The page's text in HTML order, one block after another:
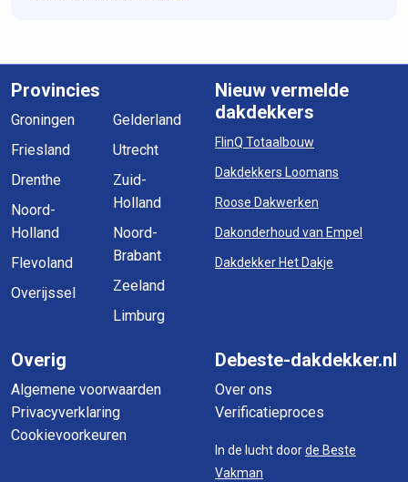
Provincies
Groningen
Friesland
Drenthe
Noord-
Holland
Flevoland
Overijssel
Gelderland
Utrecht
Zuid-
Holland
Noord-
Brabant
Zeeland
Limburg
Nieuw vermelde
dakdekkers
FlinQ Totaalbouw
Dakdekkers Loomans
Roose Dakwerken
Dakonderhoud van Empel
Dakdekker Het Dakje
Overig
Algemene voorwaarden
Privacyverklaring
Cookievoorkeuren
Debeste-dakdekker.nl
Over ons
Verificatieproces
In de lucht doorde Beste
Vakman